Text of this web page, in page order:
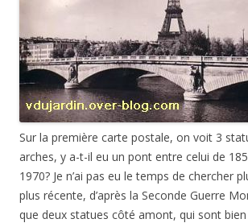
Sur la première carte postale, on voit 3
arches, y a-t-il eu un pont entre celui de
1970? Je n’ai pas eu le temps de chercher
plus récente, d’après la Seconde Guerre
que deux statues côté amont, qui sont